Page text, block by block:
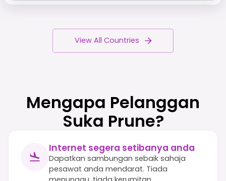
View All Countries
Mengapa Pelanggan
Suka Prune?
Internet segera setibanya anda
Dapatkan sambungan sebaik sahaja
pesawat anda mendarat. Tiada